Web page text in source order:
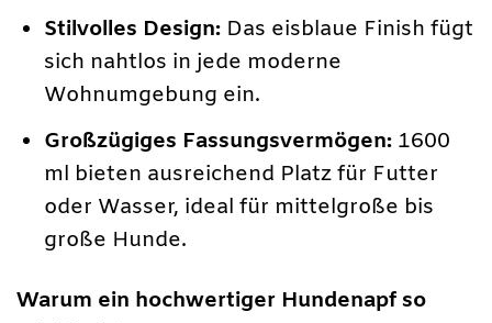
Stilvolles Design: Das eisblaue Finish fügt
sich nahtlos in jede moderne
Wohnumgebung ein.
Großzügiges Fassungsvermögen: 1600
ml bieten ausreichend Platz für Futter
oder Wasser, ideal für mittelgroße bis
große Hunde.
Warum ein hochwertiger Hundenapf so